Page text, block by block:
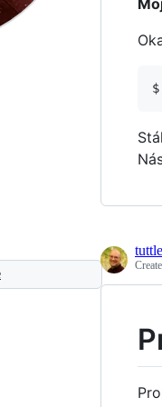
tuttle